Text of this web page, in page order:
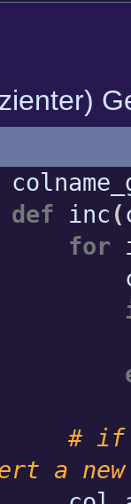
def inc (
for
# if
a